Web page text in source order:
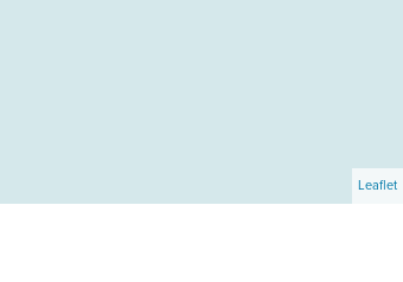
Leaflet